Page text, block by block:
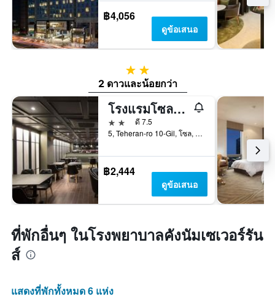
฿4,056
ดูข้อเสนอ
2 ดาว
2 ดาวและน้อยกว่า
โรงแรมโซลฮาดะ
2 ดาว
ดี 7.5
5, Teheran-ro 10-Gil, โซล, เกาหลีใต้
฿2,444
ดูข้อเสนอ
ที่พักอื่นๆ ในโรงพยาบาลคังนัมเซเวอร์รัน
ส์
แสดงที่พักทั้งหมด 6 แห่ง